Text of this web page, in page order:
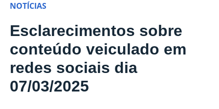
NOTÍCIAS
Esclarecimentos sobre
conteúdo veiculado em
redes sociais dia
07/03/2025